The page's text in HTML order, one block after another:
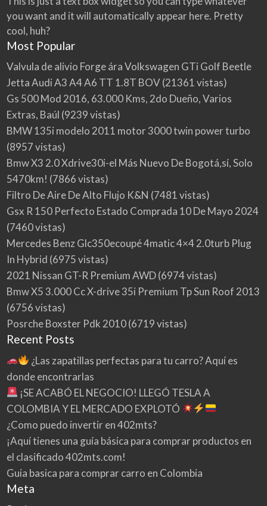
you want and it will automatically appear here. Pretty
cool, huh?
Most Popular
Valvula de alivio Forge ára Volkswagen GTi Golf Beetle
Jetta Audi A3 A4 A6 TT 1.8T BOV(21361 vistas)
Gs 500 Mod 2016, 63.000 Kms, 2do Dueño, Varios
Extras, Baúl (9239 vistas)
BMW 135i modelo 2011 motor 3000 twin power turbo
(8957 vistas)
Bmw X3 2.0 Xdrive30i-el Más Nuevo De Bogotá,sí, Solo
5470km! (7866 vistas)
Filtro De Aire De Alto Flujo K&N (7481 vistas)
Gsx R 150 Perfecto Estado Comprada 10 De Mayo 2024
(7460 vistas)
Mercedes Benz Glc350ecoupé 4matic 4×4 2.0turb Plug
In Hybrid (6975 vistas)
2021 Nissan GT-R Premium AWD(6974 vistas)
Bmw X5 3.000 Cc X-drive 35i Premium Tp Sun Roof 2013
(6756 vistas)
Posrche Boxster Pdk 2010(6719 vistas)
Recent Posts
¿Las zapatillas perfectas para tu carro? Aquí es
donde encontrarlas
¡SE ACABÓ EL NEGOCIO! LLEGÓ TESLA A
COLOMBIA Y EL MERCADO EXPLOTÓ
¿Como puedo invertir en 402mts?
¡Aquí tienes una guía básica para comprar productos en
el clasificado 402mts.com!
Guia basica para comprar carro en Colombia
Meta